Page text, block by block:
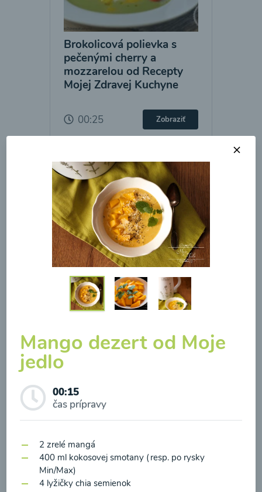
Brokolicová polievka s
pečenými cherry a
mozzarelou od Recepty
Mojej Zdravej Kuchyne
00:25 Zobraziť
Brokolicová polievka so
Mango dezert od Moje
jedlo
00:15
čas prípravy
2 zrelé mangá
400 ml kokosovej smotany (resp. po rysky
Min/Max)
4 lyžičky chia semienok
Odoslaním registrácie na Newsletter súhlasím so
spracovaním osobných údajov pre účely